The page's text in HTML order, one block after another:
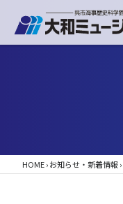
HOME›お知らせ・新着情報 ›